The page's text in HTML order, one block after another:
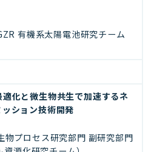
有機系太陽電池研究チーム
化と微生物共生で加速するネ
ション技術開発
物プロセス研究部門 副研究部門